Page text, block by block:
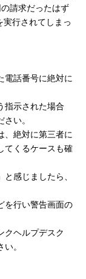
請求だったはず
行されてしまっ
電話番号に絶対に
指示された場合
い。
、絶対に第三者に
てくるケースも確
感じましたら、
を行い警告画面の
クヘルプデスク
。